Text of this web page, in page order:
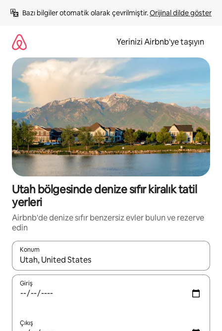
atla
Bazı bilgiler otomatik olarak çevrilmiştir. Orijinal dilde göster
Yerinizi Airbnb'ye taşıyın
Utah bölgesinde denize sıfır kiralık tatil
yerleri
Airbnb'de denize sıfır benzersiz evler bulun ve rezerve
edin
Konum
Sonuçlar kullanılabilir olduğunda yukarı ve aşağı oklarıyla
Giriş
Çıkış